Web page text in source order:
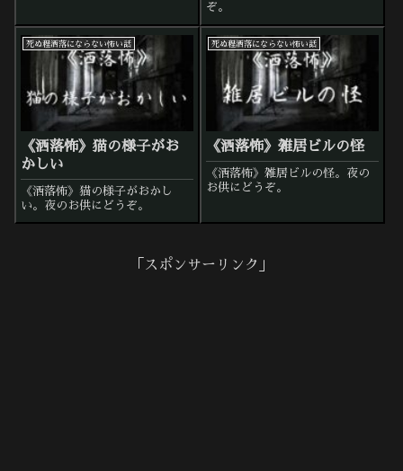
ぞ。
死ぬ程洒落にならない怖い話
《洒落怖》猫の様子がお
かしい
《洒落怖》猫の様子がおかし
い。夜のお供にどうぞ。
死ぬ程洒落にならない怖い話
《洒落怖》雑居ビルの怪
《洒落怖》雑居ビルの怪。夜の
お供にどうぞ。
「スポンサーリンク」